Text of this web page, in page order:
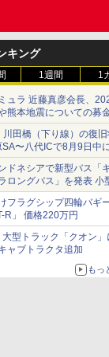
キング
1週間 1
ュラ 近藤真彦会長、
熊本地震についての募
川田橋（下り線）の復
〜八代ICで8月9日中
ドネシアで新型バス「
ロングバス」を発表 小
・旅客輸送向けバス
フラグシップ四輪バギ
R」 価格220万円
型トラック「クオン」
ャブトラクタ追加
もっ